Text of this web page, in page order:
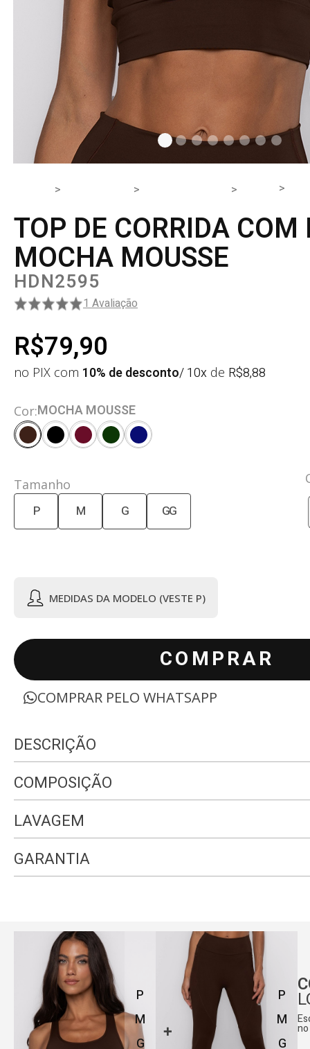
TOP DE CORRIDA COM
MOCHA MOUSSE
HDN2595
1 Avaliação
R$79,90
no PIX com 10% de desconto/ 10x de R$8,88
Cor:MOCHA MOUSSE
Tamanho
P M G GG
MEDIDAS DA MODELO (VESTE P)
COMPRAR
COMPRAR PELO WHATSAPP
DESCRIÇÃO
COMPOSIÇÃO
LAVAGEM
GARANTIA
P
M
G
P
M
G